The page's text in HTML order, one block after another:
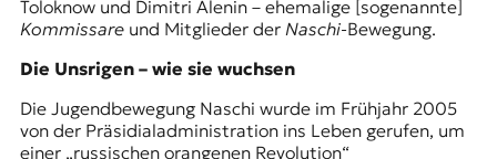
e
u
r
o
p
a
.
Toloknow und Dimitri Alenin – ehemalige [sogenannte]
Kommissareund Mitglieder der Naschi-Bewegung.
Die Unsrigen – wie sie wuchsen
Die Jugendbewegung Naschi wurde im Frühjahr 2005
von der Präsidialadministration ins Leben gerufen, um
einer „russischen orangenen Revolution“